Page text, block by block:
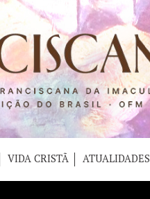
VIDA CRISTÃ ATUALIDADES